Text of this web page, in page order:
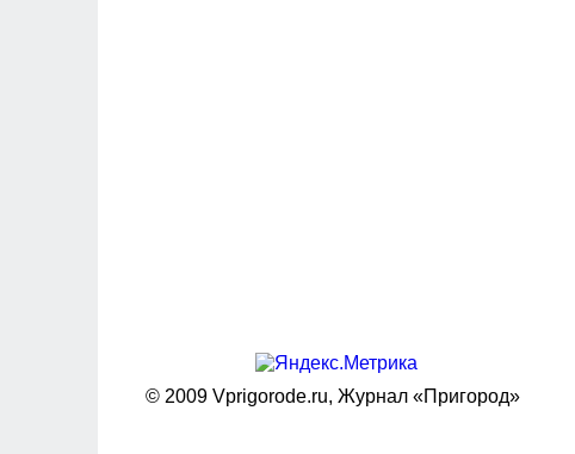
© 2009 Vprigorode.ru, Журнал «Пригород»